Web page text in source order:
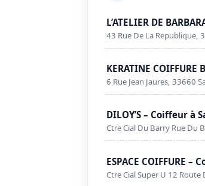
L’ATELIER DE
43 Rue De La Republique,
KERATINE
6 Rue Jean Jaures, 33660
DILOY’S – Coiffeur à
Ctre Cial Du Barry Rue Du
ESPACE COIFFURE
Ctre Cial Super U 12